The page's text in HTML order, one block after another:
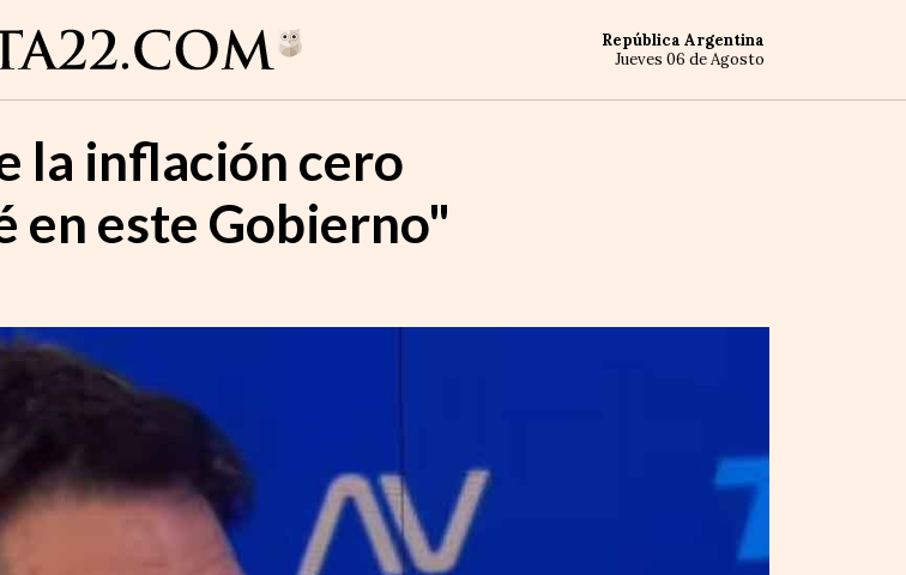
República Argentina
Jueves 06 de Agosto
la inflación cero
en este Gobierno"